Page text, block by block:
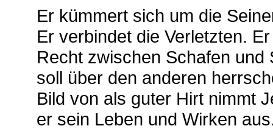
Er kümmert sich um die
Er verbindet die Verletzten.
Recht zwischen Schafen
soll über den anderen
Bild von als guter Hirt nimmt
er sein Leben und Wirken